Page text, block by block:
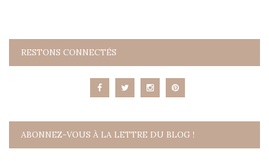
RESTONS CONNECTÉS
ABONNEZ-VOUS À LA LETTRE DU BLOG !